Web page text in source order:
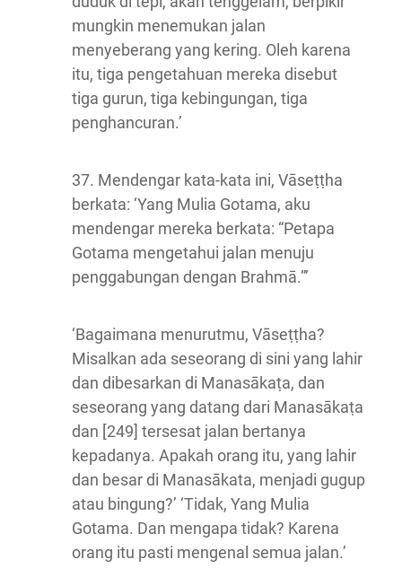
mungkin menemukan jalan
menyeberang yang kering. Oleh karena
itu, tiga pengetahuan mereka disebut
tiga gurun, tiga kebingungan, tiga
penghancuran.’
37. Mendengar kata-kata ini, Vāseṭṭha
berkata: ‘Yang Mulia Gotama, aku
mendengar mereka berkata: “Petapa
Gotama mengetahui jalan menuju
penggabungan dengan Brahmā.”’
‘Bagaimana menurutmu, Vāseṭṭha?
Misalkan ada seseorang di sini yang lahir
dan dibesarkan di Manasākaṭa, dan
seseorang yang datang dari Manasākaṭa
dan [249] tersesat jalan bertanya
kepadanya. Apakah orang itu, yang lahir
dan besar di Manasākata, menjadi gugup
atau bingung?’ ‘Tidak, Yang Mulia
Gotama. Dan mengapa tidak? Karena
orang itu pasti mengenal semua jalan.’